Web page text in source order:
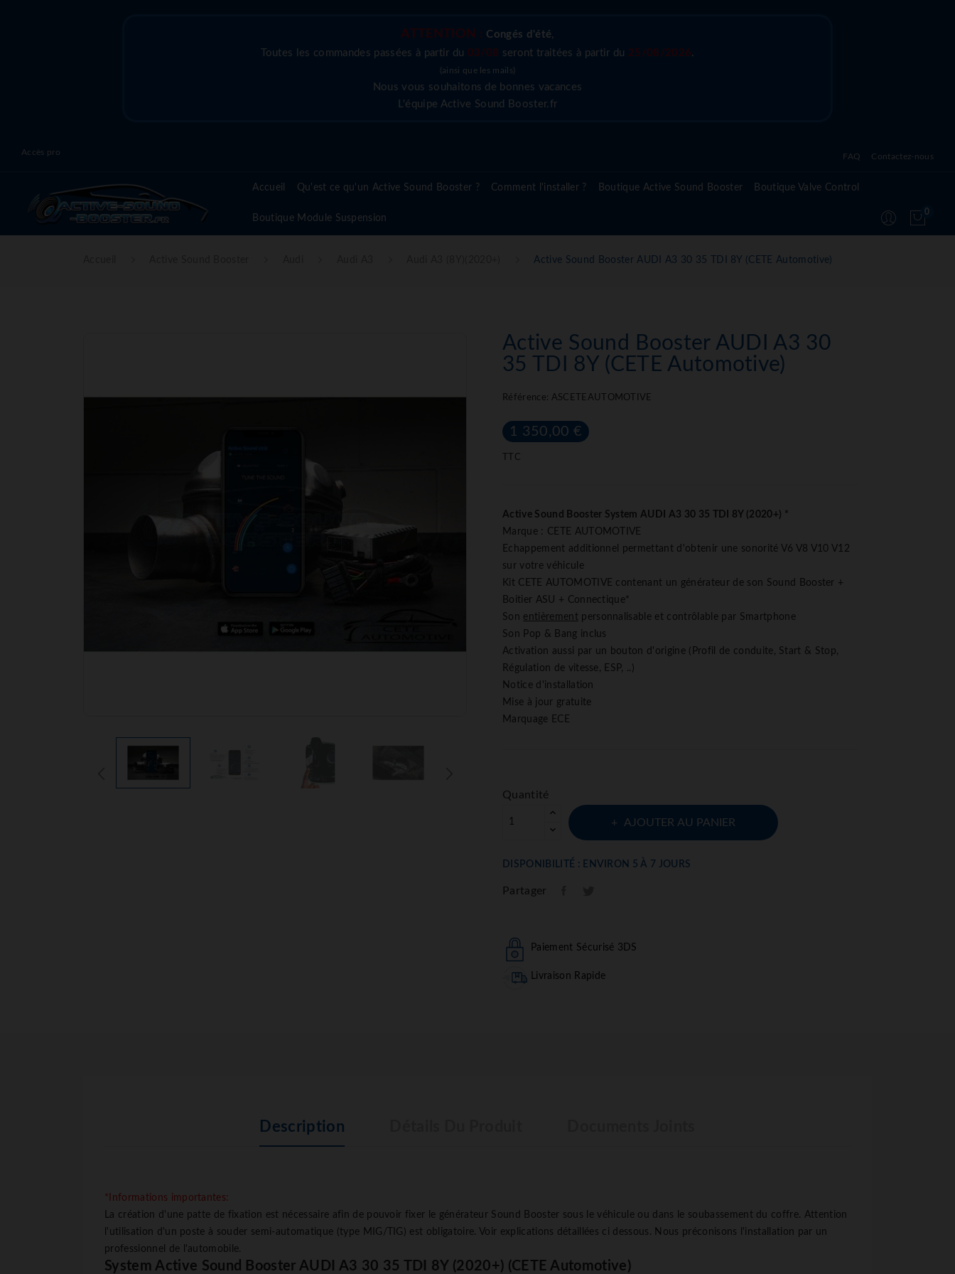
ATTENTION : Congés d'été,
Toutes les commandes passées à partir du 03/08 seront traitées à partir du 25/08/2026.
(ainsi que les mails)
Nous vous souhaitons de bonnes vacances
L'équipe Active Sound Booster.fr
Accès pro FAQ
Questions fréquentes sur l'active valve control
Contactez-nous
Accueil Qu'est ce qu'un Active Sound Booster ? Comment l'installer ? Boutique Active Sound Booster Boutique Valve Control
Boutique Module Suspension
0
Active Sound Booster AUDI A3 30 35 TDI 8Y (CETE Automotive)
Active Sound Booster AUDI A3 30
35 TDI 8Y (CETE Automotive)
Référence: ASCETEAUTOMOTIVE
1 350,00 €
TTC
Active Sound Booster System AUDI A3 30 35 TDI 8Y (2020+) *
Marque : CETE AUTOMOTIVE
Echappement additionnel permettant d'obtenir une sonorité V6 V8 V10 V12
sur votre véhicule
Kit CETE AUTOMOTIVE contenant un générateur de son Sound Booster +
Boitier ASU + Connectique*
Son entièrementpersonnalisable et contrôlable par Smartphone
Son Pop & Bang inclus
Activation aussi par un bouton d'origine (Profil de conduite, Start & Stop,
Régulation de vitesse, ESP, ..)
Notice d'installation
Mise à jour gratuite
Marquage ECE
Quantité
AJOUTER AU PANIER
DISPONIBILITÉ : ENVIRON 5 À 7 JOURS
Partager
Paiement Sécurisé 3DS
Livraison Rapide
Description
*Informations importantes:
La création d'une patte de fixation est nécessaire afin de pouvoir fixer le générateur Sound Booster sous le véhicule ou dans le soubassement du coffre. Attention
l'utilisation d'un poste à souder semi-automatique (type MIG/TIG) est obligatoire. Voir explications détaillées ci dessous. Nous préconisons l'installation par un
professionnel de l'automobile.
System Active Sound Booster AUDI A3 30 35 TDI 8Y (2020+) (CETE Automotive)